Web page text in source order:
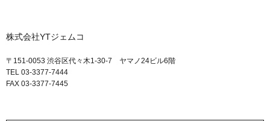
株式会社YTジェムコ
〒151-0053 渋谷区代々木1-30-7 ヤマノ24ビル6階
TEL 03-3377-7444
FAX 03-3377-7445